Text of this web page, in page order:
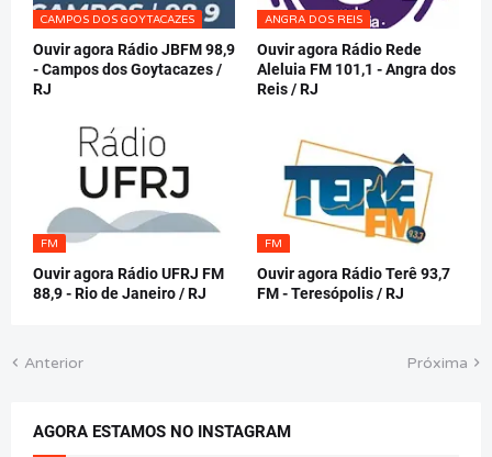
CAMPOS DOS GOYTACAZES
Ouvir agora Rádio JBFM 98,9
- Campos dos Goytacazes /
RJ
ANGRA DOS REIS
Ouvir agora Rádio Rede
Aleluia FM 101,1 - Angra dos
Reis / RJ
FM
Ouvir agora Rádio UFRJ FM
88,9 - Rio de Janeiro / RJ
FM
Ouvir agora Rádio Terê 93,7
FM - Teresópolis / RJ
Anterior Próxima
AGORA ESTAMOS NO INSTAGRAM